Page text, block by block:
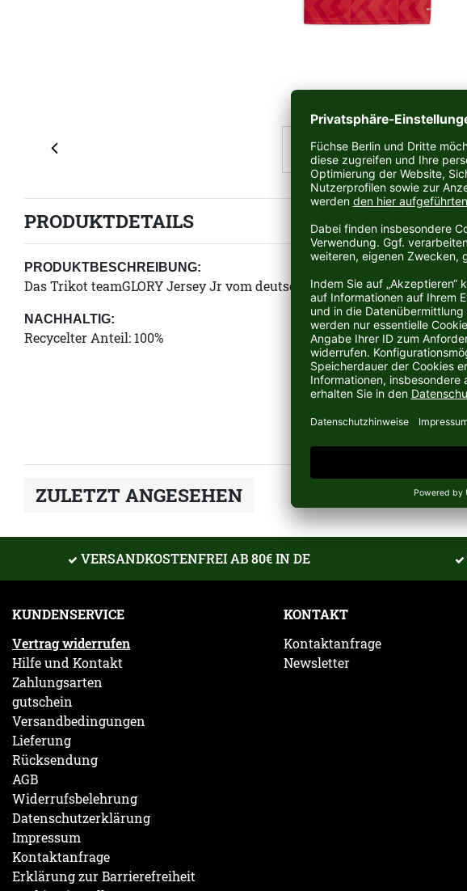
PRODUKTDETAILS
PRODUKTBESCHREIBUNG:
Das Trikot teamGLORY Jersey Jr vom deutschen Sportartikelhersteller
NACHHALTIG:
Recycelter Anteil: 100%
ZULETZT ANGESEHEN
VERSANDKOSTENFREI AB 80€ IN DE
KUNDENSERVICE
Vertrag widerrufen
Hilfe und Kontakt
Zahlungsarten
gutschein
Versandbedingungen
Lieferung
Rücksendung
AGB
Widerrufsbelehrung
Datenschutzerklärung
Impressum
Kontaktanfrage
Erklärung zur Barrierefreiheit
KONTAKT
Kontaktanfrage
Newsletter